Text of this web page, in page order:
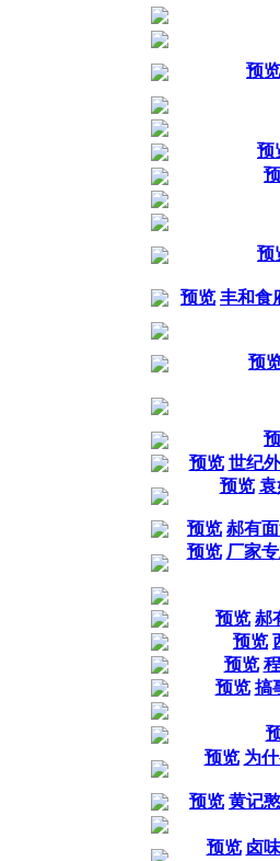
预览
预
预
预览 丰和食
预
预览 世纪
预览 袁
预览 郝有
预览 厂家
预览 郝
预览
预览
预览 搞
预览 为
预览 黄记
预览 卤